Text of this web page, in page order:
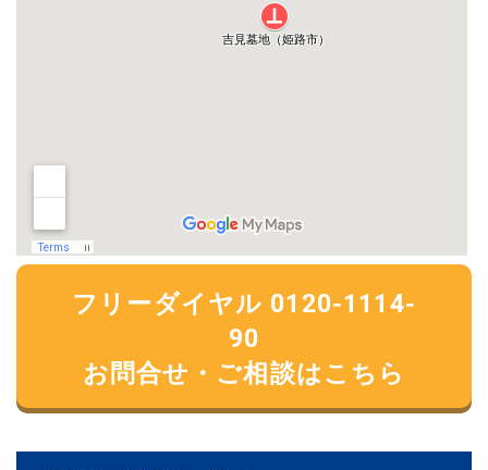
フリーダイヤル 0120-1114-
90
お問合せ・ご相談はこちら